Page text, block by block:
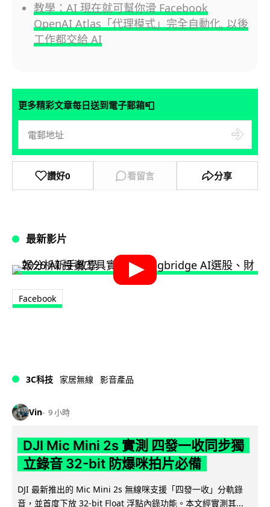
教學：AI 現在就可幫你滑 Facebook
OpenAI Atlas「代理模式」完全自動化, 以後
工作都交給 AI
更多精彩文章每日送到電子郵箱📮
讚好0 看留言 分享
最新影片
Facebook
3C科技 家居無線 影音產品
Vin 9 小時
DJI Mic Mini 2s 實測 四發一收同步獨
立錄音 32-bit 防爆咪拍片必備
DJI 最新推出的 Mic Mini 2s 無線咪支援「四發一收」分軌錄
音，並首度下放 32-bit Float 浮點內錄功能。本文經實測其...